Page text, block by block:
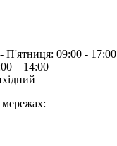
П'ятниця: 09:00 - 17:00
– 14:00